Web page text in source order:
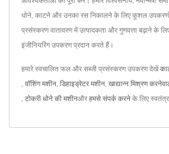
धोने, काटने और उनका रस निकालने के लिए कुशल
प्रसंस्करण वातावरण में उत्पादकता और गुणवत्ता बढ़ाने के
इंजीनियरिंग उपकरण प्रदान करते हैं।
हमारे स्वचालित फल और सब्जी प्रसंस्करण उपकरण देखें
वॉशिंग मशीन डिहाइड्रेटर मशीन खाद्यान्न मिश्रण
टोकरी धोने की मशीनऔरहमसे संपर्क करने के लिए